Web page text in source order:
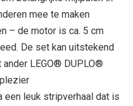
mee te maken
– de motor is ca. 5 cm
De set kan uitstekend
LEGO® DUPLO®
een leuk stripverhaal dat is